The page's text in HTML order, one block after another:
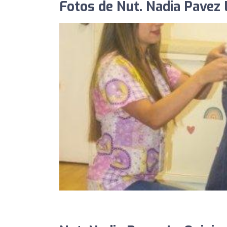
Fotos de Nut. Nadia Pavez